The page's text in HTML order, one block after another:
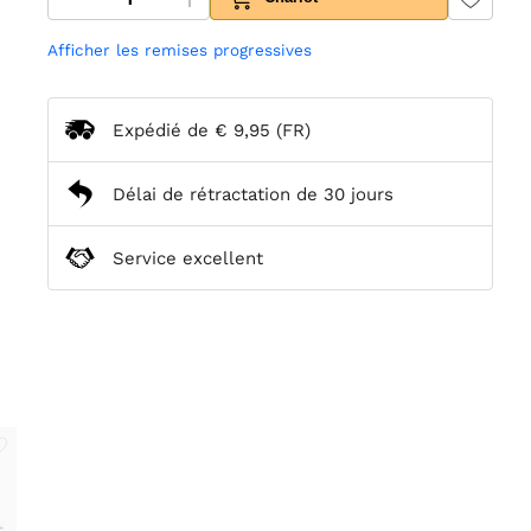
Afficher les remises progressives
Expédié de € 9,95 (FR)
Délai de rétractation de 30 jours
Service excellent